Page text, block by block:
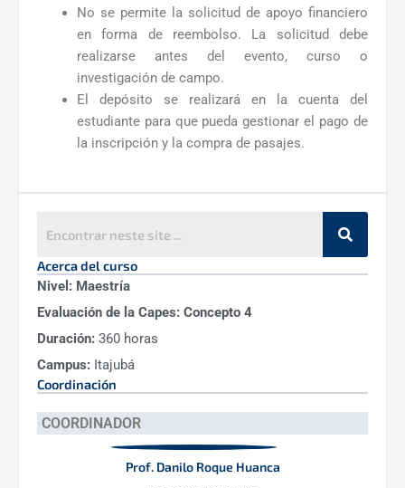
No se permite la solicitud de apoyo financiero
en forma de reembolso. La solicitud debe
realizarse antes del evento, curso o
investigación de campo.
El depósito se realizará en la cuenta del
estudiante para que pueda gestionar el pago de
la inscripción y la compra de pasajes.
Acerca del curso
Nivel: Maestría
Evaluación de la Capes: Concepto 4
Duración: 360 horas
Campus: Itajubá
Coordinación
COORDINADOR
Prof. Danilo Roque Huanca